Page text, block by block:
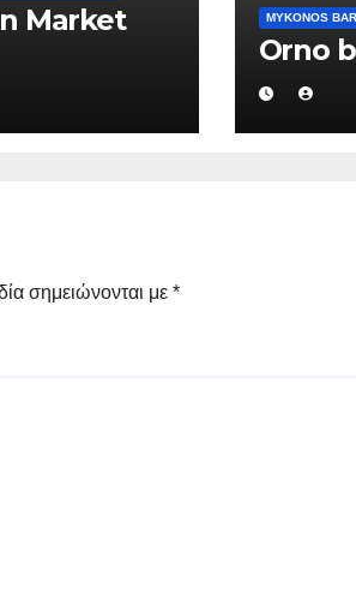
Market
MYKONOS
Orno
σημειώνονται με *